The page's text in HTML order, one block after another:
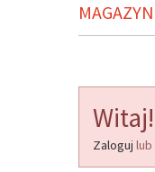
MAGAZYN
Witaj!
Zaloguj lub